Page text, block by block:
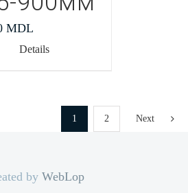
MDL
Details
1 2 Next
by WebLop